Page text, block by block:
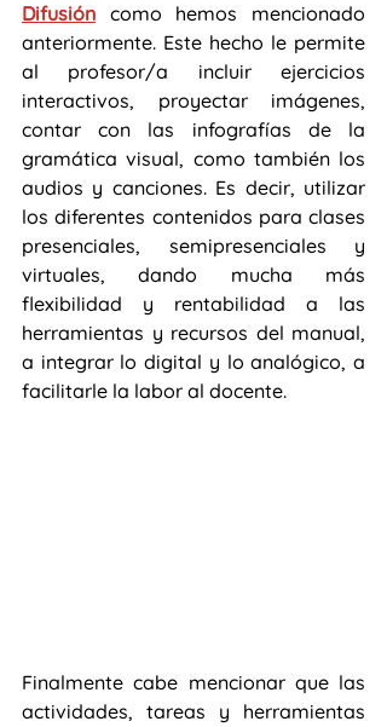
Difusión como hemos mencionado
anteriormente. Este hecho le permite
al profesor/a incluir ejercicios
interactivos, proyectar imágenes,
contar con las infografías de la
gramática visual, como también los
audios y canciones. Es decir, utilizar
los diferentes contenidos para clases
presenciales, semipresenciales y
virtuales, dando mucha más
flexibilidad y rentabilidad a las
herramientas y recursos del manual,
a integrar lo digital y lo analógico, a
facilitarle la labor al docente.
Finalmente cabe mencionar que las
actividades, tareas y herramientas